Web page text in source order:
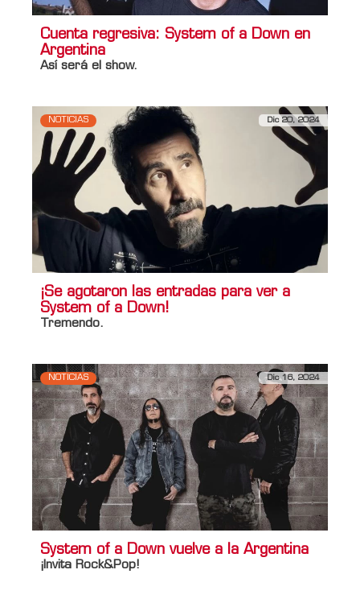
Cuenta regresiva: System of a Down en
Argentina
Así será el show.
NOTICIAS Dic 20, 2024
¡Se agotaron las entradas para ver a
System of a Down!
Tremendo.
NOTICIAS Dic 16, 2024
System of a Down vuelve a la Argentina
¡Invita Rock&Pop!